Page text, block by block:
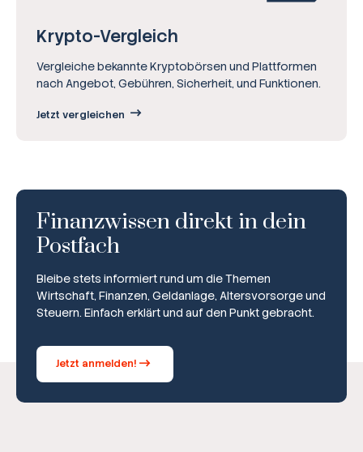
Krypto-Vergleich
Vergleiche bekannte Kryptobörsen und Plattformen
nach Angebot, Gebühren, Sicherheit, und Funktionen.
Jetzt vergleichen
Finanzwissen direkt in dein
Postfach
Bleibe stets informiert rund um die Themen
Wirtschaft, Finanzen, Geldanlage, Altersvorsorge und
Steuern. Einfach erklärt und auf den Punkt gebracht.
Jetzt anmelden!